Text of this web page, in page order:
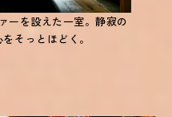
ーを設えた一室。静寂の
そっとほどく。